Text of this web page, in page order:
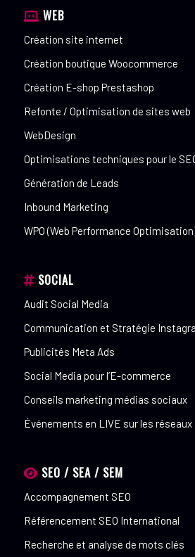
WEB
Création site internet
Création boutique Woocommerce
Création E-shop Prestashop
Refonte / Optimisation de sites web
WebDesign
Optimisations techniques pour le
Génération de Leads
Inbound Marketing
WPO (Web Performance
SOCIAL
Audit Social Media
Communication et Stratégie
Publicités Meta Ads
Social Media pour l’E-commerce
Conseils marketing médias sociaux
Événements en LIVE sur les réseaux
SEO / SEA / SEM
Accompagnement SEO
Référencement SEO International
Recherche et analyse de mots clés